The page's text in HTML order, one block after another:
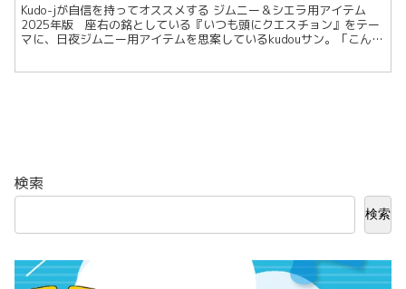
Kudo-jが自信を持ってオススメする ジムニー＆シエラ用アイテム
2025年版 座右の銘としている『いつも頭にクエスチョン』をテー
マに、日夜ジムニー用アイテムを思案しているkudouサン。「こんな
検索
検索